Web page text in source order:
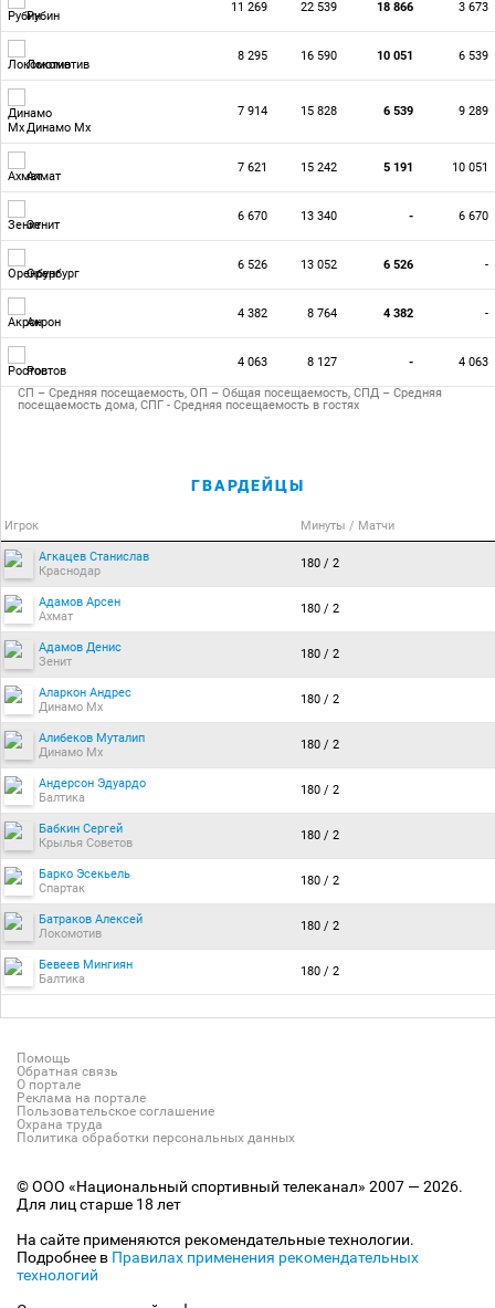
Рубин
11 269 22 539 18 866 3 673
Локомотив
8 295 16 590 10 051 6 539
Динамо Мх
7 914 15 828 6 539 9 289
Ахмат
7 621 15 242 5 191 10 051
Зенит
6 670 13 340 - 6 670
Оренбург
6 526 13 052 6 526 -
Акрон
4 382 8 764 4 382 -
Ростов
4 063 8 127 - 4 063
СП – Средняя посещаемость, ОП – Общая посещаемость, СПД – Средняя
посещаемость дома, СПГ - Средняя посещаемость в гостях
ГВАРДЕЙЦЫ
Игрок Минуты / Матчи
Агкацев Станислав
Краснодар
180 / 2
Адамов Арсен
Ахмат
180 / 2
Адамов Денис
Зенит
180 / 2
Аларкон Андрес
Динамо Мх
180 / 2
Алибеков Муталип
Динамо Мх
180 / 2
Андерсон Эдуардо
Балтика
180 / 2
Бабкин Сергей
Крылья Советов
180 / 2
Барко Эсекьель
Спартак
180 / 2
Батраков Алексей
Локомотив
180 / 2
Бевеев Мингиян
Балтика
180 / 2
Помощь
Обратная связь
О портале
Реклама на портале
Пользовательское соглашение
Охрана труда
Политика обработки персональных данных
© ООО «Национальный спортивный телеканал» 2007 — 2026.
Для лиц старше 18 лет
На сайте применяются рекомендательные технологии.
Подробнее в Правилах применения рекомендательных
технологий